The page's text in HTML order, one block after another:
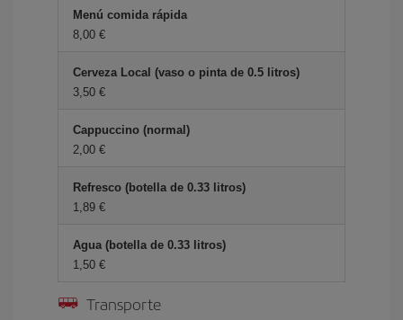
Menú comida rápida
8,00 €
Cerveza Local (vaso o pinta de 0.5 litros)
3,50 €
Cappuccino (normal)
2,00 €
Refresco (botella de 0.33 litros)
1,89 €
Agua (botella de 0.33 litros)
1,50 €
Transporte